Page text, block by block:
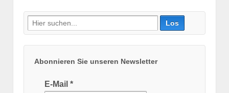
Suche
nach:
Abonnieren Sie unseren Newsletter
E-Mail *